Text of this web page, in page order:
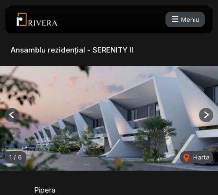
Meniu
Ansamblu rezidențial - SERENITY II
Pipera
1 / 6 Harta
Previous